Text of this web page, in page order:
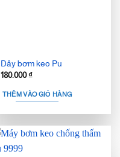
Dây bơm keo Pu
180.000₫
THÊM VÀO GIỎ HÀNG